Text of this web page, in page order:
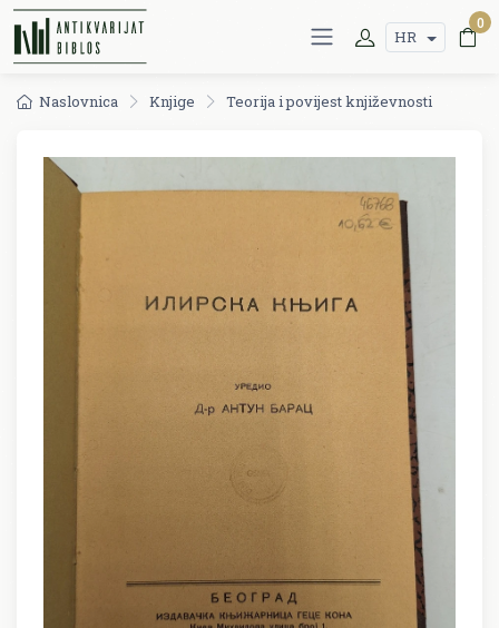
HR
0
Naslovnica Knjige Teorija i povijest književnosti